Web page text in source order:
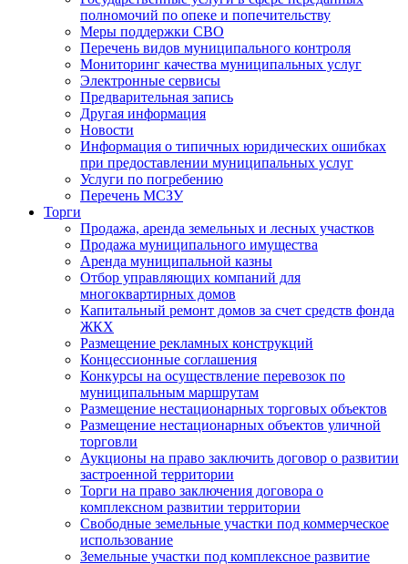
полномочий по опеке и попечительству
Меры поддержки СВО
Перечень видов муниципального контроля
Мониторинг качества муниципальных услуг
Электронные сервисы
Предварительная запись
Другая информация
Новости
Информация о типичных юридических ошибках
при предоставлении муниципальных услуг
Услуги по погребению
Перечень МСЗУ
Торги
Продажа, аренда земельных и лесных участков
Продажа муниципального имущества
Аренда муниципальной казны
Отбор управляющих компаний для
многоквартирных домов
Капитальный ремонт домов за счет средств фонда
ЖКХ
Размещение рекламных конструкций
Концессионные соглашения
Конкурсы на осуществление перевозок по
муниципальным маршрутам
Размещение нестационарных торговых объектов
Размещение нестационарных объектов уличной
торговли
Аукционы на право заключить договор о развитии
застроенной территории
Торги на право заключения договора о
комплексном развитии территории
Свободные земельные участки под коммерческое
использование
Земельные участки под комплексное развитие